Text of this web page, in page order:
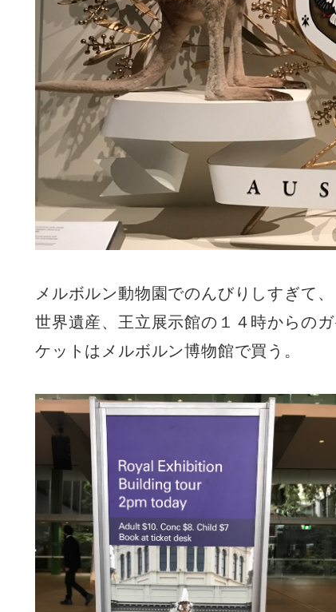
メルボルン動物園でのんびりしすぎて、
世界遺産、王立展示館の１４時からの
ケットはメルボルン博物館で買う。